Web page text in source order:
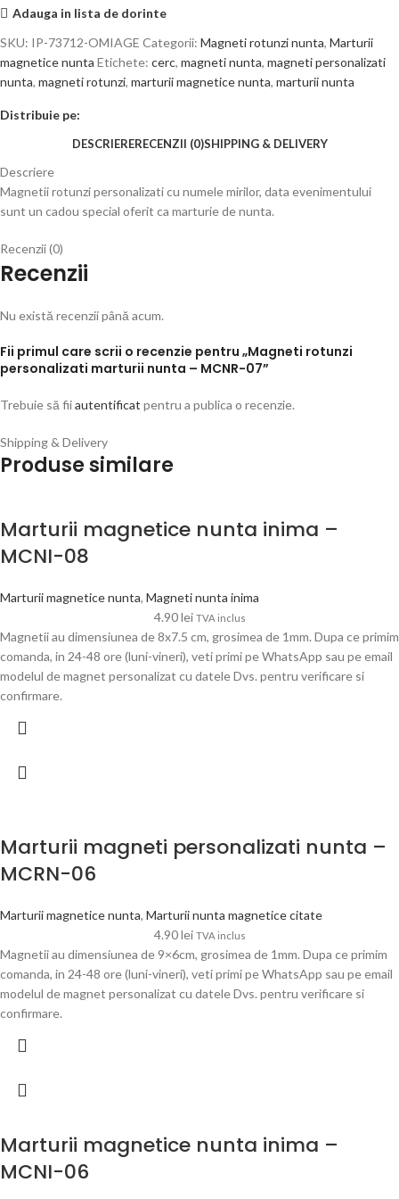
Adauga in lista de dorinte
SKU: IP-73712-OMIAGE Categorii: Magneti rotunzi nunta, Marturii
magnetice nunta Etichete: cerc, magneti nunta, magneti personalizati
nunta, magneti rotunzi, marturii magnetice nunta, marturii nunta
Distribuie pe:
DESCRIERERECENZII (0)SHIPPING & DELIVERY
Descriere
Magnetii rotunzi personalizati cu numele mirilor, data evenimentului
sunt un cadou special oferit ca marturie de nunta.
Recenzii (0)
Recenzii
Nu există recenzii până acum.
Fii primul care scrii o recenzie pentru „Magneti rotunzi
personalizati marturii nunta – MCNR-07”
Trebuie să fiiautentificat pentru a publica o recenzie.
Shipping & Delivery
Produse similare
Marturii magnetice nunta inima –
MCNI-08
Marturii magnetice nunta, Magneti nunta inima
4.90lei TVA inclus
Magnetii au dimensiunea de 8x7.5 cm, grosimea de 1mm. Dupa ce primim
comanda, in 24-48 ore (luni-vineri), veti primi pe WhatsApp sau pe email
modelul de magnet personalizat cu datele Dvs. pentru verificare si
confirmare.
Marturii magneti personalizati nunta –
MCRN-06
Marturii magnetice nunta, Marturii nunta magnetice citate
4.90lei TVA inclus
Magnetii au dimensiunea de 9×6cm, grosimea de 1mm. Dupa ce primim
comanda, in 24-48 ore (luni-vineri), veti primi pe WhatsApp sau pe email
modelul de magnet personalizat cu datele Dvs. pentru verificare si
confirmare.
Marturii magnetice nunta inima –
MCNI-06